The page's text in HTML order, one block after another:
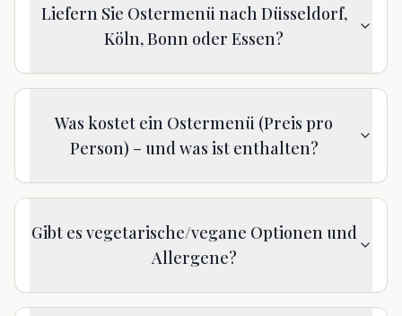
Liefern Sie Ostermenü nach Düsseldorf,
Köln, Bonn oder Essen?
Was kostet ein Ostermenü (Preis pro
Person) – und was ist enthalten?
Gibt es vegetarische/vegane Optionen und
Allergene?